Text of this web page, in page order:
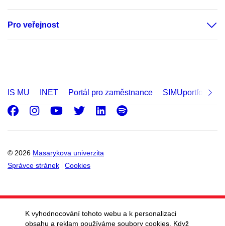
Pro veřejnost
IS MU INET Portál pro zaměstnance SIMUportfolio
© 2026 Masarykova univerzita
Správce stránek
Cookies
Facebook
Instagram
Youtube
Twitter
LinkedIn
Spotify
K vyhodnocování tohoto webu a k personalizaci
obsahu a reklam používáme soubory cookies. Když